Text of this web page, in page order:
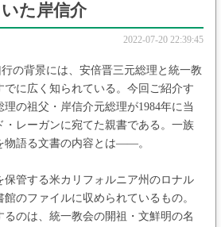
た岸信介
2022-07-20 22:39:45
の背景には、安倍晋三元総理と統一教
に広く知られている。今回ご紹介す
の祖父・岸信介元総理が1984年に当
・レーガンに宛てた親書である。一族
物語る文書の内容とは――。
保管する米カリフォルニア州のロナル
館のファイルに収められているもの。
るのは、統一教会の開祖・文鮮明の名